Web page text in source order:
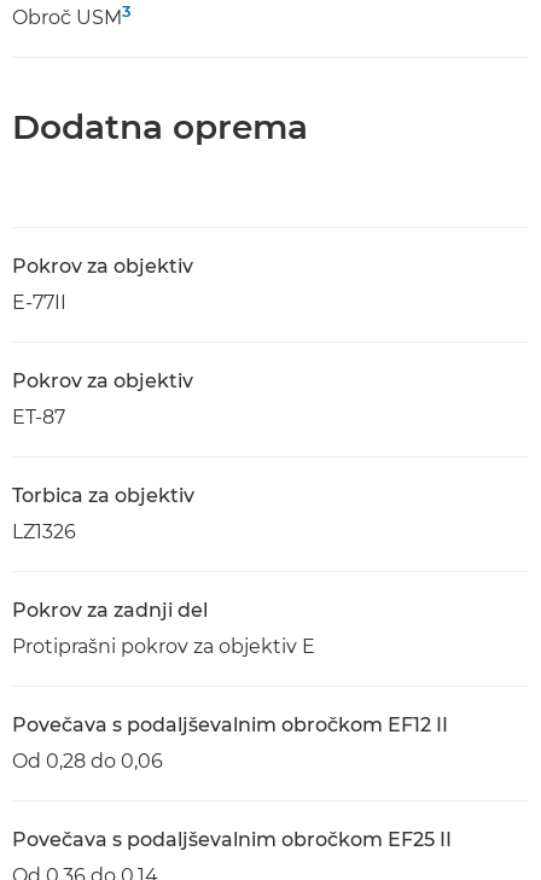
Obroč USM3
Dodatna oprema
Pokrov za objektiv
E-77II
Pokrov za objektiv
ET-87
Torbica za objektiv
LZ1326
Pokrov za zadnji del
Protiprašni pokrov za objektiv E
Povečava s podaljševalnim obročkom EF12 II
Od 0,28 do 0,06
Povečava s podaljševalnim obročkom EF25 II